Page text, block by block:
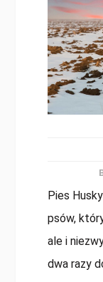
Pies
psów,
ale i
dwa razy